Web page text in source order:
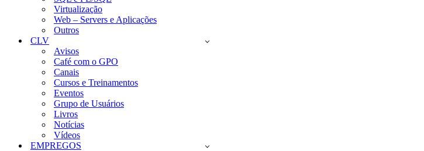
Virtualização
Web – Servers e Aplicações
Outros
CLV
Avisos
Café com o GPO
Canais
Cursos e Treinamentos
Eventos
Grupo de Usuários
Livros
Notícias
Vídeos
EMPREGOS